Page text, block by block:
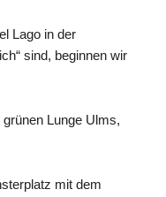
Lago in der
sind, beginnen wir
Lunge Ulms,
mit dem